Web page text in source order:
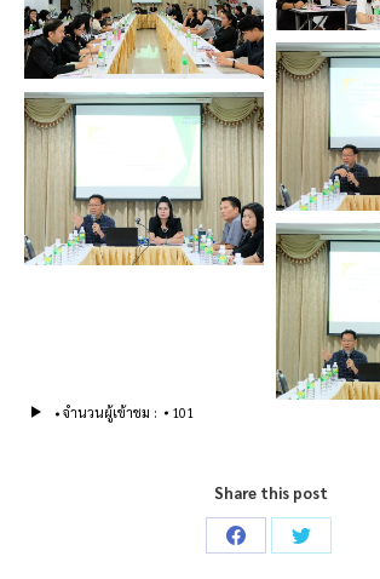
จำนวนผู้เข้าชม : 101
Share this post
Share
Share